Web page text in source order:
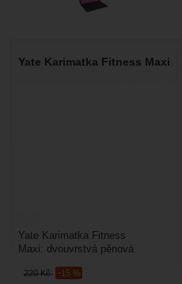
Yate Karimatka Fitness Maxi
220Kč -15 %
Yate Karimatka Fitness
Maxi: dvouvrstvá pěnová
tloušťka (12 mm) už zajistí...